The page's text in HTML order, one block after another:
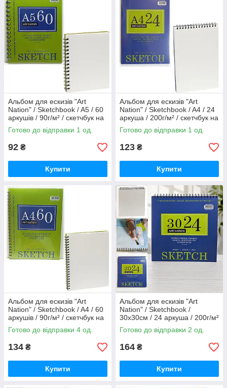
Альбом для ескизів "Art
Nation" / Sketchbook / A5 / 60
аркушів / 90г/м² / скетчбук на
спірали / XQSL5110
Готово до відправки 1 од.
92 ₴
Купити
Альбом для ескизів "Art
Nation" / Sketchbook / A4 / 24
аркуша / 200г/м² / скетчбук на
спірали / XQSU4200
Готово до відправки 1 од.
123 ₴
Купити
Альбом для ескизів "Art
Nation" / Sketchbook / A4 / 60
аркушів / 90г/м² / скетчбук на
спірали / XQSL4110
Готово до відправки 4 од.
134 ₴
Купити
Альбом для ескизів "Art
Nation" / Sketchbook /
30х30см / 24 аркуша / 200г/м²
/ скетчбук на спірали /
XQSU3030
Готово до відправки 2 од.
164 ₴
Купити